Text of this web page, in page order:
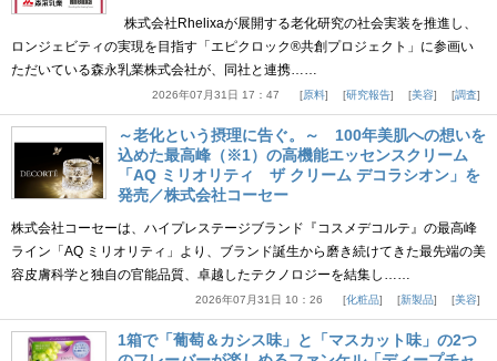
株式会社Rhelixaが展開する老化研究の社会実装を推進し、
ロンジェビティの実現を目指す「エピクロック®共創プロジェクト」に参画い
ただいている森永乳業株式会社が、同社と連携……
2026年07月31日 17：47 原料 研究報告 美容 調査
～老化という摂理に告ぐ。～ 100年美肌への想いを
込めた最高峰（※1）の高機能エッセンスクリーム
「AQ ミリオリティ ザ クリーム デコラシオン」を
発売／株式会社コーセー
株式会社コーセーは、ハイプレステージブランド『コスメデコルテ』の最高峰
ライン「AQ ミリオリティ」より、ブランド誕生から磨き続けてきた最先端の美
容皮膚科学と独自の官能品質、卓越したテクノロジーを結集し……
2026年07月31日 10：26 化粧品 新製品 美容
1箱で「葡萄＆カシス味」と「マスカット味」の2つ